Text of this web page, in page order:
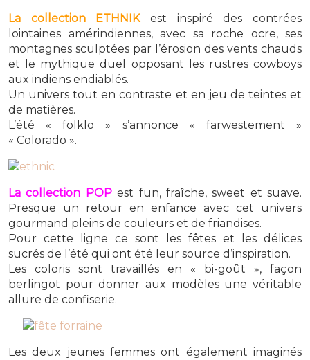
La collection ETHNIKest inspiré des contrées
lointaines amérindiennes, avec sa roche ocre, ses
montagnes sculptées par l’érosion des vents chauds
et le mythique duel opposant les rustres cowboys
aux indiens endiablés.
Un univers tout en contraste et en jeu de teintes et
de matières.
L’été « folklo » s’annonce « farwestement »
« Colorado ».
La collection POPest fun, fraîche, sweet et suave.
Presque un retour en enfance avec cet univers
gourmand pleins de couleurs et de friandises.
Pour cette ligne ce sont les fêtes et les délices
sucrés de l’été qui ont été leur source d’inspiration.
Les coloris sont travaillés en « bi-goût », façon
berlingot pour donner aux modèles une véritable
allure de confiserie.
Les deux jeunes femmes ont également imaginés